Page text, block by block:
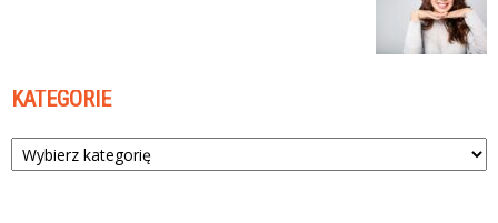
KATEGORIE
Kategorie